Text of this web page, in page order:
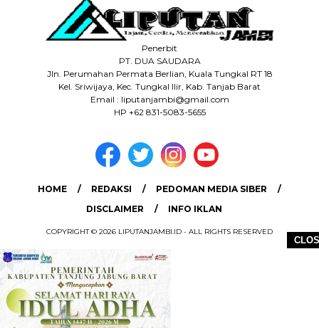
Penerbit
PT. DUA SAUDARA
Jln. Perumahan Permata Berlian, Kuala Tungkal RT 18
Kel. Sriwijaya, Kec. Tungkal Ilir, Kab. Tanjab Barat
Email : liputanjambi@gmail.com
HP +62 831-5083-5655
HOME REDAKSI
PEDOMAN MEDIA SIBER
DISCLAIMER
INFO IKLAN
COPYRIGHT © 2026 LIPUTANJAMBI.ID - ALL RIGHTS RESERVED